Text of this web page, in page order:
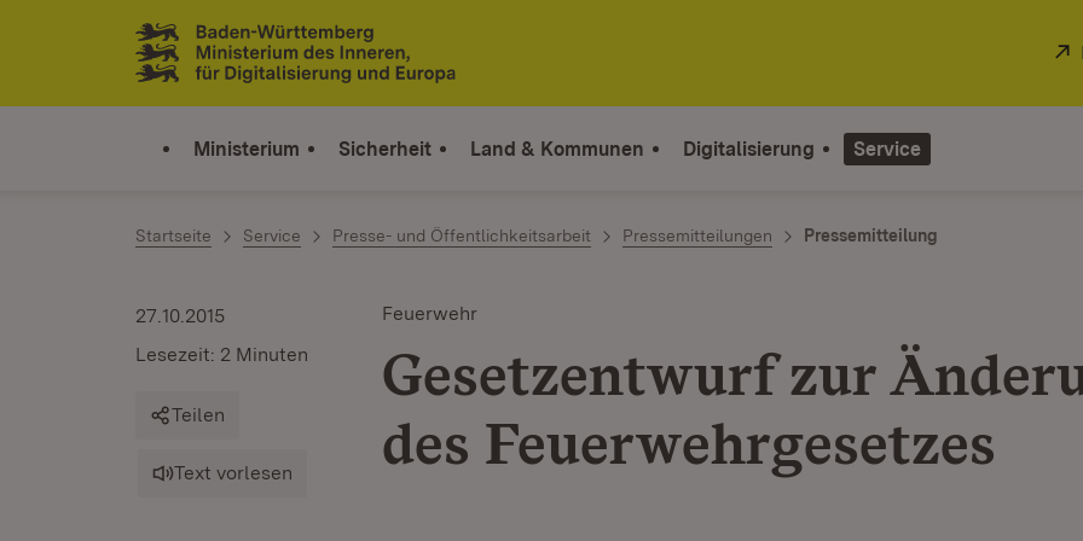
Zum Inhalt springen
Link zur Startseite
Ministerium Sicherheit Land & Kommunen Digitalisierung Service
Startseite Service Presse- und Öffentlichkeitsarbeit Pressemitteilungen Pressemitteilung
Feuerwehr
Gesetzentwurf zur
des Feuerwehrgesetzes
27.10.2015
Lesezeit: 2 Minuten
Teilen
Text vorlesen